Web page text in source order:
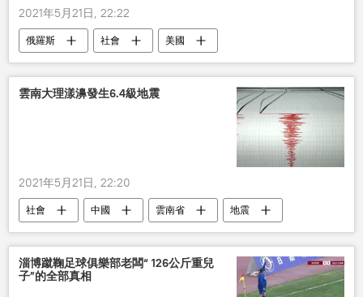
2021年5月21日, 22:22
俄羅斯 社會
美國
RD-180火箭發動機
宇宙神-5
雲南大理漾濞發生6.4級地震
2021年5月21日, 22:20
社會 中國 雲南省 地震
淄博蹴鞠足球俱樂部老闆“ 126公斤重兒
子”的全部真相